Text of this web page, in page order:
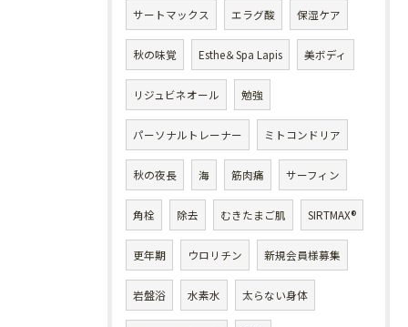
サートマックス エラグ酸 保湿ケア
秋の味覚 Esthe＆Spa Lapis 美ボディ
リジュビネオール 勉強
パーソナルトレーナー ミトコンドリア
秋の夜長 海 筋肉痛 サーフィン
角栓 除去 むきたまご肌 SIRTMAX®
更年期 ウロリチン 新規会員様募集
岩盤浴 水素水 太らない身体